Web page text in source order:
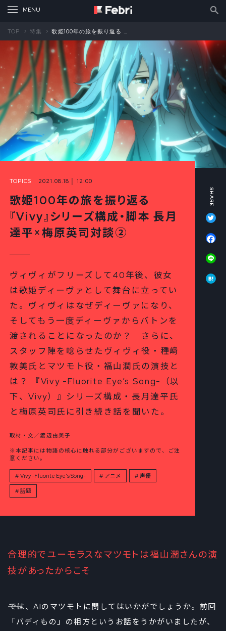
TOP 特集 歌姫100年の旅を振り返る 『Vivy』シリーズ構成・脚本 長月達平×梅原英司対談②
TOPICS 2021.08.18 │ 12:00
歌姫100年の旅を振り返る
『Vivy』シリーズ構成・脚本 長月
達平×梅原英司対談②
ヴィヴィがフリーズして40年後、彼女
は歌姫ディーヴァとして舞台に立ってい
た。ヴィヴィはなぜディーヴァになり、
そしてもう一度ディーヴァからバトンを
渡されることになったのか？ さらに、
スタッフ陣を唸らせたヴィヴィ役・種﨑
敦美氏とマツモト役・福山潤氏の演技と
は？ 『Vivy -Fluorite Eye’s Song-（以
下、Vivy）』シリーズ構成・長月達平氏
と梅原英司氏に引き続き話を聞いた。
取材・文／渡辺由美子
※本記事には物語の核心に触れる部分がございますので、ご注
意ください。
Vivy -Fluorite Eye's Song- アニメ 声優
話題
合理的でユーモラスなマツモトは福山潤さんの演
技があったからこそ
――では、AIのマツモトに関してはいかがでしょうか。前回
「バディもの」の相方というお話をうかがいましたが、